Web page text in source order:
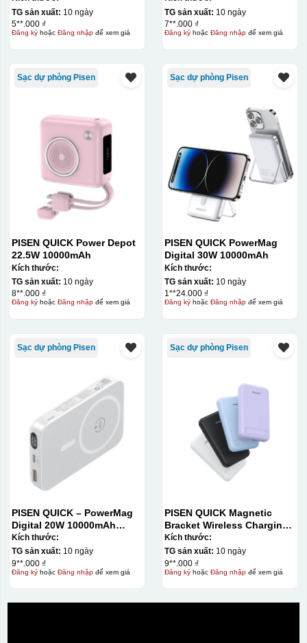
TG sản xuất: 10 ngày
5**.000 ₫
Đăng kýhoặc Đăng nhậpđể xem giá
TG sản xuất: 10 ngày
7**.000 ₫
Đăng kýhoặc Đăng nhậpđể xem giá
Sạc dự phòng Pisen
PISEN QUICK Power Depot
22.5W 10000mAh
Kích thước:
TG sản xuất: 10 ngày
8**.000 ₫
Đăng kýhoặc Đăng nhậpđể xem giá
Sạc dự phòng Pisen
PISEN QUICK PowerMag
Digital 30W 10000mAh
Kích thước:
TG sản xuất: 10 ngày
1**24.000 ₫
Đăng kýhoặc Đăng nhậpđể xem giá
Sạc dự phòng Pisen
PISEN QUICK – PowerMag
Digital 20W 10000mAh
Power bank. White: 200pcs;
Blue: 200pcs
Kích thước:
TG sản xuất: 10 ngày
9**.000 ₫
Đăng kýhoặc Đăng nhậpđể xem giá
Sạc dự phòng Pisen
PISEN QUICK Magnetic
Bracket Wireless Charging
Power Bank PD296C-1
10000 (20W) (LS-
DY240/Purple) Carton – CN
Kích thước:
TG sản xuất: 10 ngày
9**.000 ₫
Đăng kýhoặc Đăng nhậpđể xem giá